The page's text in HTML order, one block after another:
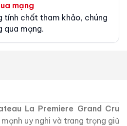
mạng
tính chất tham khảo, chúng
qua mạng.
La Premiere Grand Cru
uy nghi và trang trọng giữ